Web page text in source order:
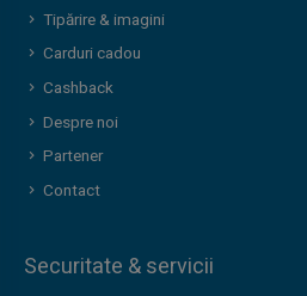
Tipărire & imagini
Carduri cadou
Cashback
Despre noi
Partener
Contact
Securitate & servicii